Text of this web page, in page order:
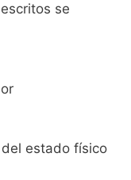
se
estado físico